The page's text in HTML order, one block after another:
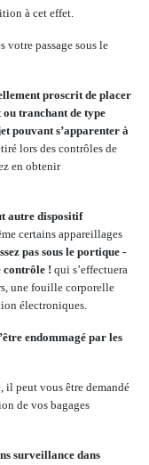
à cet effet.
votre passage sous le
proscrit de placer
ou tranchant de type
pouvant s’apparenter à
lors des contrôles de
en obtenir
autre dispositif
certains appareillages
pas sous le portique -
contrôle ! qui s’effectuera
une fouille corporelle
électroniques.
endommagé par les
il peut vous être demandé
de vos bagages
surveillance dans